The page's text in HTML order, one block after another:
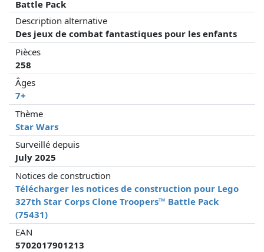
Battle Pack
Description alternative
Des jeux de combat fantastiques pour les enfants
Pièces
258
Âges
7+
Thème
Star Wars
Surveillé depuis
July 2025
Notices de construction
Télécharger les notices de construction pour Lego
327th Star Corps Clone Troopers™ Battle Pack
(75431)
EAN
5702017901213